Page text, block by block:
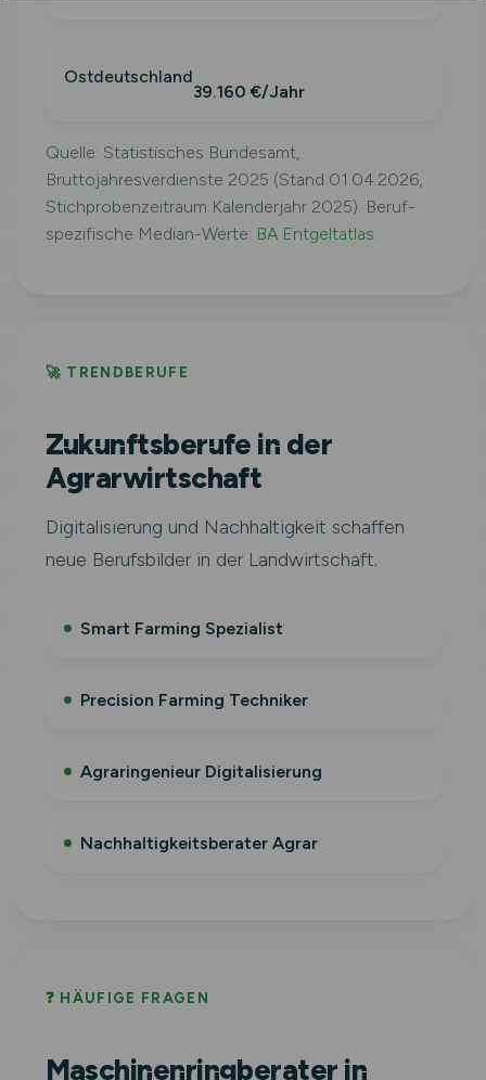
Ostdeutschland
39.160 €/Jahr
Quelle: Statistisches Bundesamt,
Bruttojahresverdienste 2025 (Stand 01.04.2026,
Stichprobenzeitraum Kalenderjahr 2025). Beruf-
spezifische Median-Werte: BA Entgeltatlas.
🚀 TRENDBERUFE
Zukunftsberufe in der
Agrarwirtschaft
Digitalisierung und Nachhaltigkeit schaffen
neue Berufsbilder in der Landwirtschaft.
Smart Farming Spezialist
Precision Farming Techniker
Agraringenieur Digitalisierung
Nachhaltigkeitsberater Agrar
❓ HÄUFIGE FRAGEN
Maschinenringberater in